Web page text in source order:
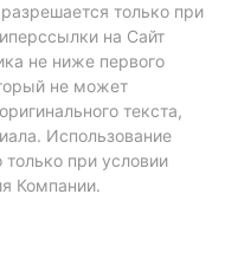
только при
на Сайт
не ниже первого
не может
текста,
Использование
при условии
Компании.